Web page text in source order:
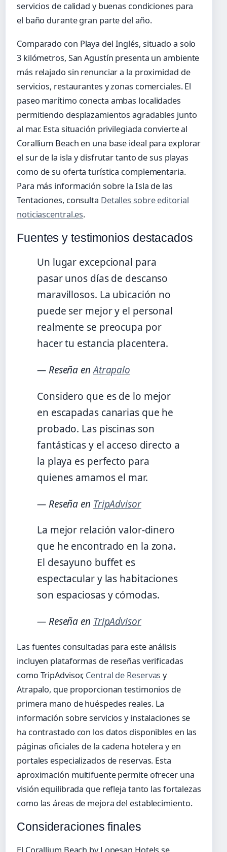
servicios de calidad y buenas condiciones para
el baño durante gran parte del año.
Comparado con Playa del Inglés, situado a solo
3 kilómetros, San Agustín presenta un ambiente
más relajado sin renunciar a la proximidad de
servicios, restaurantes y zonas comerciales. El
paseo marítimo conecta ambas localidades
permitiendo desplazamientos agradables junto
al mar. Esta situación privilegiada convierte al
Corallium Beach en una base ideal para explorar
el sur de la isla y disfrutar tanto de sus playas
como de su oferta turística complementaria.
Para más información sobre la Isla de las
Tentaciones, consulta Detalles sobre editorial
noticiascentral.es.
Fuentes y testimonios destacados
Un lugar excepcional para
pasar unos días de descanso
maravillosos. La ubicación no
puede ser mejor y el personal
realmente se preocupa por
hacer tu estancia placentera.
— Reseña enAtrapalo
Considero que es de lo mejor
en escapadas canarias que he
probado. Las piscinas son
fantásticas y el acceso directo a
la playa es perfecto para
quienes amamos el mar.
— Reseña en TripAdvisor
La mejor relación valor-dinero
que he encontrado en la zona.
El desayuno buffet es
espectacular y las habitaciones
son espaciosas y cómodas.
— Reseña en TripAdvisor
Las fuentes consultadas para este análisis
incluyen plataformas de reseñas verificadas
como TripAdvisor, Central de Reservas y
Atrapalo, que proporcionan testimonios de
primera mano de huéspedes reales. La
información sobre servicios y instalaciones se
ha contrastado con los datos disponibles en las
páginas oficiales de la cadena hotelera y en
portales especializados de reservas. Esta
aproximación multifuente permite ofrecer una
visión equilibrada que refleja tanto las fortalezas
como las áreas de mejora del establecimiento.
Consideraciones finales